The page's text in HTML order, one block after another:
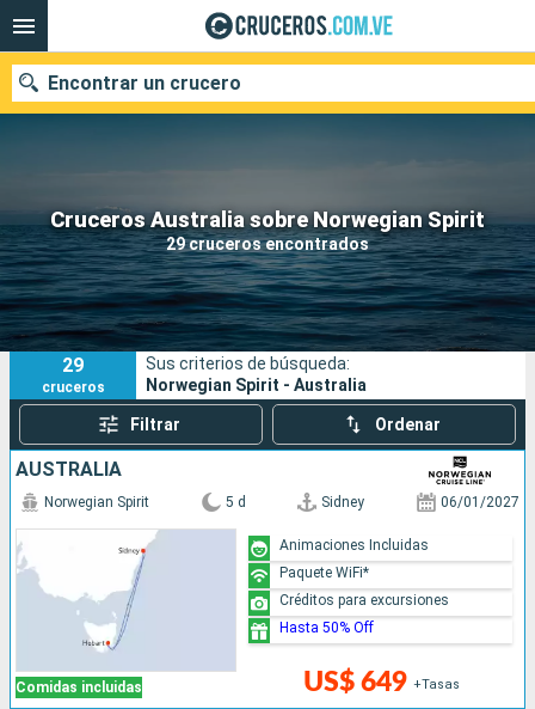
Cruceros Australia sobre Norwegian Spirit
29 cruceros encontrados
Encontrar un crucero
Nuestros destinos
Fecha de salida
Puertos Compañías
Buscar
29
cruceros
Sus criterios de búsqueda:
Norwegian Spirit - Australia
Filtrar Ordenar
AUSTRALIA
Comidas incluidas
Norwegian Spirit 5 d Sidney 06/01/2027
US$ 649 +Tasas
Animaciones Incluidas
Paquete WiFi*
Créditos para excursiones
Hasta 50% Off